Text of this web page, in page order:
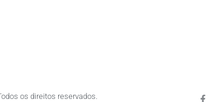
os direitos reservados.